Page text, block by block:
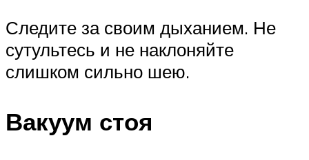
Следите за своим дыханием. Не
сутультесь и не наклоняйте
слишком сильно шею.
Вакуум стоя